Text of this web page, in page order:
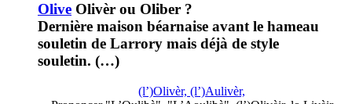
Olive Olivèr ou Oliber ?
Dernière maison béarnaise avant le hameau
souletin de Larrory mais déjà de style
souletin. (…)
(l’)Olivèr, (l’)Aulivèr,